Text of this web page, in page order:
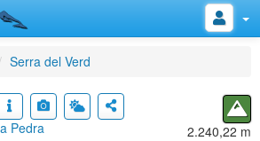
Serra del Verd
Pedra 2.240,22 m